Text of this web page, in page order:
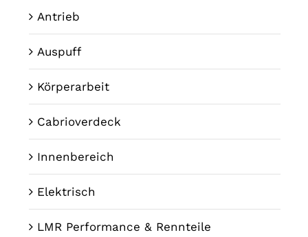
Antrieb
Auspuff
Körperarbeit
Cabrioverdeck
Innenbereich
Elektrisch
LMR Performance & Rennteile